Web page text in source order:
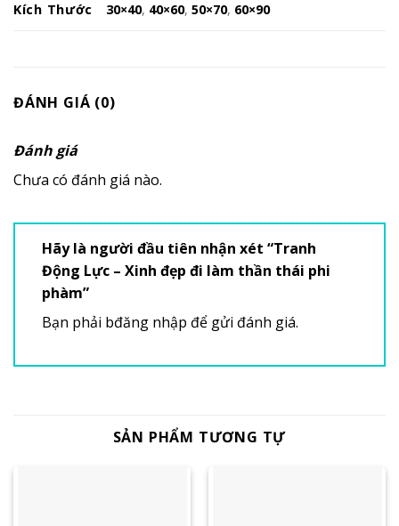
Kích Thước 30×40, 40×60,50×70, 60×90
ĐÁNH GIÁ (0)
Đánh giá
Chưa có đánh giá nào.
Hãy là người đầu tiên nhận xét “Tranh
Động Lực – Xinh đẹp đi làm thần thái phi
phàm”
Bạn phải bđăng nhập để gửi đánh giá.
SẢN PHẨM TƯƠNG TỰ